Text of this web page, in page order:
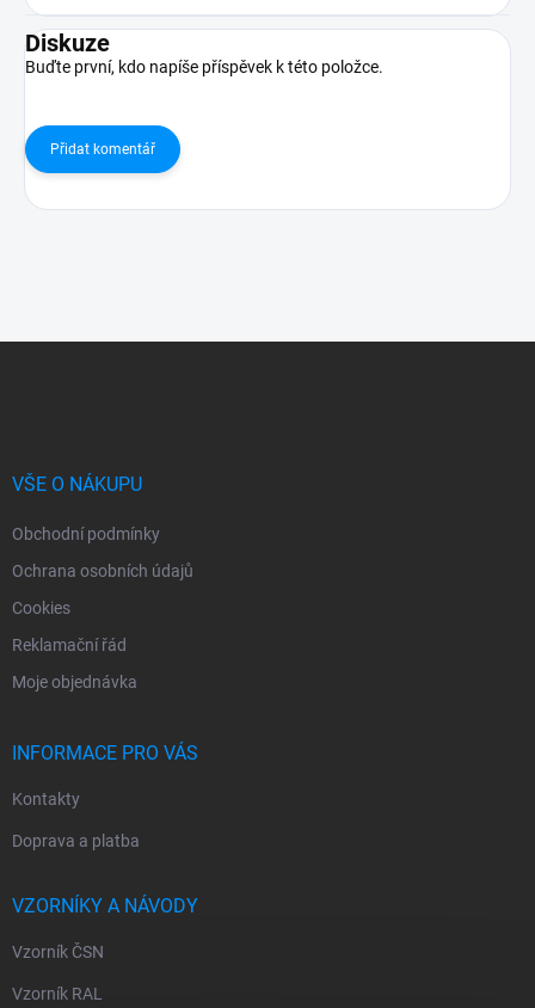
Diskuze
Buďte první, kdo napíše příspěvek k této položce.
Přidat komentář
VŠE O NÁKUPU
Obchodní podmínky
Ochrana osobních údajů
Cookies
Reklamační řád
Moje objednávka
INFORMACE PRO VÁS
Kontakty
Doprava a platba
VZORNÍKY A NÁVODY
Vzorník ČSN
Vzorník RAL